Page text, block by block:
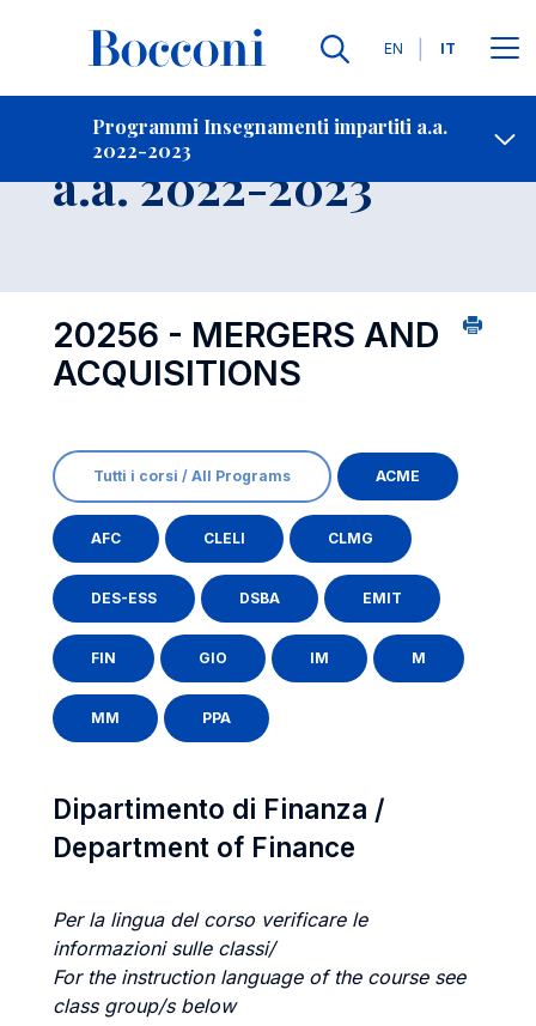
Lingue
EN IT
Programmi Insegnamenti impartiti a.a.
2022-2023
Contatti
Insegnamento
a.a. 2022-2023
20256 - MERGERS AND
ACQUISITIONS
Tutti i corsi / All Programs ACME
AFC CLELI CLMG
DES-ESS DSBA EMIT
FIN GIO IM M
MM PPA
Dipartimento di Finanza /
Department of Finance
Per la lingua del corso verificare le
informazioni sulle classi/
For the instruction language of the course see
class group/s below